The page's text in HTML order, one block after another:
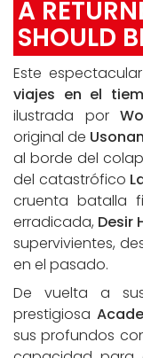
A
SHOULD
Este espectacular
viajes en el
ilustrada por
original de Usonan
al borde del
del catastrófico
cruenta batalla
erradicada, Desir
supervivientes,
en el pasado.
De vuelta a
prestigiosa
sus profundos